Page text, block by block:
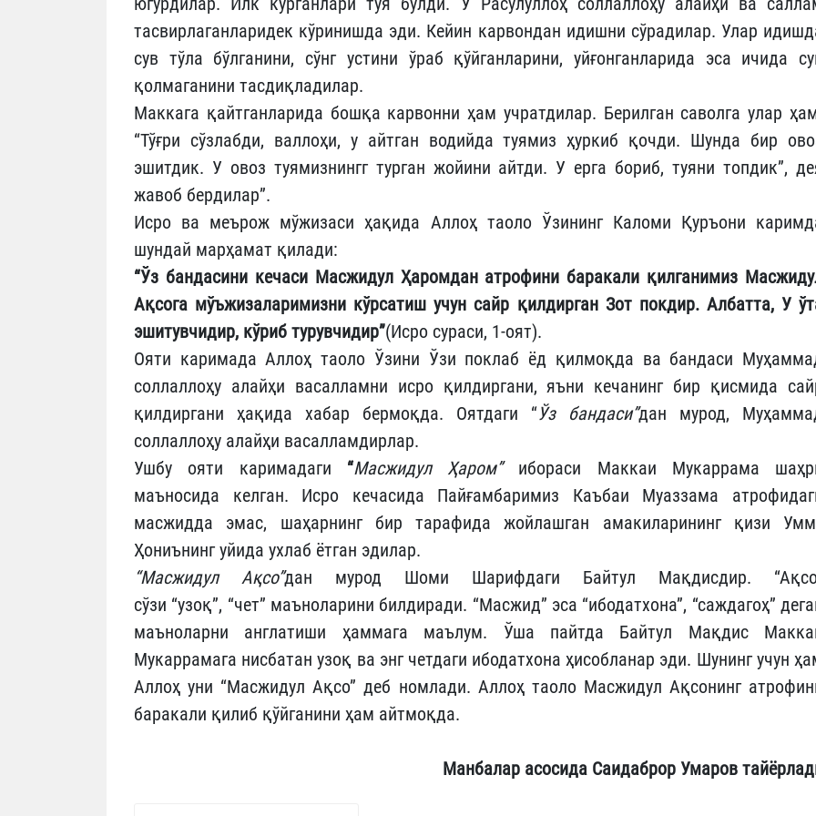
тасвирлаганларидек кўринишда эди. Кейин карвондан идишни сўрадилар. Улар
сув тўла бўлганини, сўнг устини ўраб қўйганларини, уйғонганларида эса ичида
қолмаганини тасдиқладилар.
Маккага қайтганларида бошқа карвонни ҳам учратдилар. Берилган саволга улар
“Тўғри сўзлабди, валлоҳи, у айтган водийда туямиз ҳуркиб қочди. Шунда бир
эшитдик. У овоз туямизнингг турган жойини айтди. У ерга бориб, туяни топдик”,
жавоб бердилар”.
Исро ва меърож мўжизаси ҳақида Аллоҳ таоло Ўзининг Каломи Қуръони
шундай марҳамат қилади:
“Ўз бандасини кечаси Масжидул Ҳаромдан атрофини баракали қилганимиз
Ақсога мўъжизаларимизни кўрсатиш учун сайр қилдирган Зот покдир. Албатта, У
эшитувчидир, кўриб турувчидир”(Исро сураси, 1-оят).
Ояти каримада Аллоҳ таоло Ўзини Ўзи поклаб ёд қилмоқда ва бандаси
соллаллоҳу алайҳи васалламни исро қилдиргани, яъни кечанинг бир қисмида
қилдиргани ҳақида хабар бермоқда. Оятдаги “Ўз бандаси”дан мурод,
соллаллоҳу алайҳи васалламдирлар.
Ушбу ояти каримадаги “Масжидул Ҳаром”ибораси Маккаи Мукаррама
маъносида келган. Исро кечасида Пайғамбаримиз Каъбаи Муаззама
масжидда эмас, шаҳарнинг бир тарафида жойлашган амакиларининг қизи
Ҳониънинг уйида ухлаб ётган эдилар.
“Масжидул Ақсо”дан мурод Шоми Шарифдаги Байтул Мақдисдир.
сўзи “узоқ”, “чет” маъноларини билдиради. “Масжид” эса “ибодатхона”, “саждагоҳ”
маъноларни англатиши ҳаммага маълум. Ўша пайтда Байтул Мақдис
Мукаррамага нисбатан узоқ ва энг четдаги ибодатхона ҳисобланар эди. Шунинг учун
Аллоҳ уни “Масжидул Ақсо” деб номлади. Аллоҳ таоло Масжидул Ақсонинг
баракали қилиб қўйганини ҳам айтмоқда.
Манбалар асосида Саидаброр Умаров